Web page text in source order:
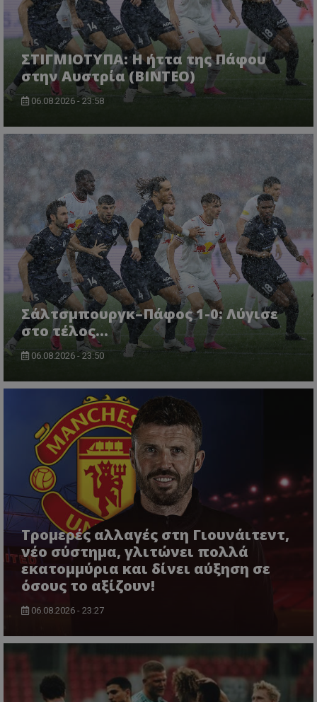
ΣΤΙΓΜΙΟΤΥΠΑ: Η ήττα της Πάφου
στην Αυστρία (ΒΙΝΤΕΟ)
06.08.2026 - 23:58
Σάλτσμπουργκ–Πάφος 1-0: Λύγισε
στο τέλος...
06.08.2026 - 23:50
Τρομερές αλλαγές στη Γιουνάιτεντ,
νέο σύστημα, γλιτώνει πολλά
εκατομμύρια και δίνει αύξηση σε
όσους το αξίζουν!
06.08.2026 - 23:27